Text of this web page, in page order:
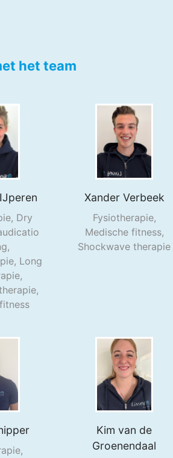
het team
Dry
Long
Xander Verbeek
Fysiotherapie,
Medische fitness,
Shockwave therapie
Kim van de
Groenendaal